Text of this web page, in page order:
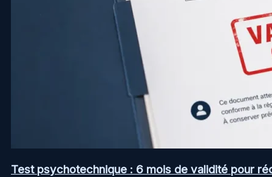
Test psychotechnique : 6 mois de validité pour